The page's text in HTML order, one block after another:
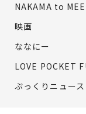
NAKAMA to
映画
ななにー
LOVE POCKET
ぷっくりニュース